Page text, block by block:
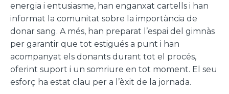
energia i entusiasme, han enganxat cartells i han
informat la comunitat sobre la importància de
donar sang. A més, han preparat l’espai del gimnàs
per garantir que tot estigués a punt i han
acompanyat els donants durant tot el procés,
oferint suport i un somriure en tot moment. El seu
esforç ha estat clau per a l’èxit de la jornada.